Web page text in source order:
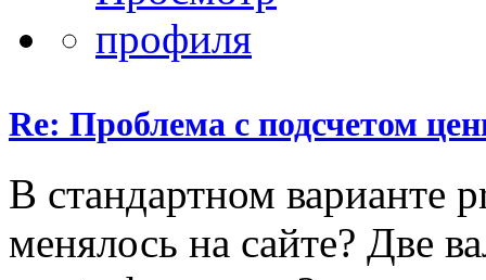
Re: Проблема с подсчетом
В стандартном варианте
менялось на сайте? Две